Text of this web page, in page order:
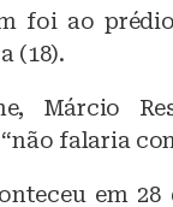
foi ao
(18).
Márcio
falaria
em 28